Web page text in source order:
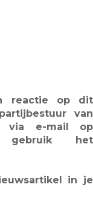
reactie op dit
van
via e-mail op
het
in je